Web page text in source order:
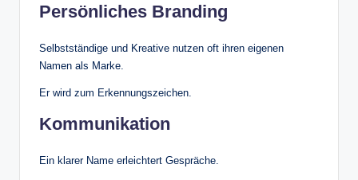
Persönliches Branding
Selbstständige und Kreative nutzen oft ihren eigenen
Namen als Marke.
Er wird zum Erkennungszeichen.
Kommunikation
Ein klarer Name erleichtert Gespräche.